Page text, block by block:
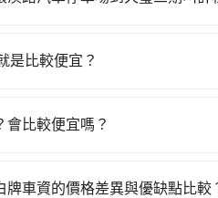
的交通費，所以對於不是這
用預估進去，但額外的汽車保
每一次租車都好像在開樂透
到下雨天或者載行李時，就顯
話至附近的計程車隊，如滿
比較便宜？
、車上會有煙味、或者車齡過
頭車」的比例。這不僅體現
會比較便宜嗎？
場最優惠，並無特別針對來
牌車資的價格差異與優缺點比較